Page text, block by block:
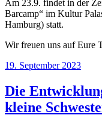
Am 23.9. findet in der
Barcamp“ im Kultur
Hamburg) statt.
Wir freuen uns auf Eure
Veröffentlicht
19. September 2023
Die
kleine